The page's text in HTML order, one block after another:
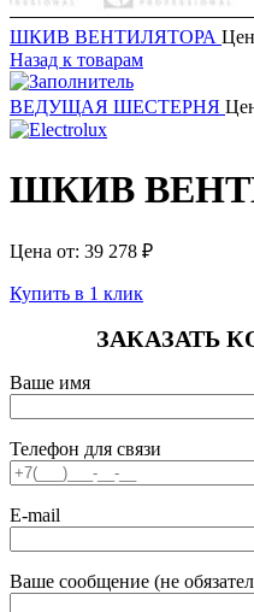
ШКИВ ВЕНТИЛЯТОРА
Назад к товарам
ВЕДУЩАЯ ШЕСТЕРНЯ
ШКИВ
Цена от: 39 278 ₽
Купить в 1 клик
ЗАКАЗАТЬ
Ваше имя
Телефон для связи
E-mail
Ваше сообщение (не